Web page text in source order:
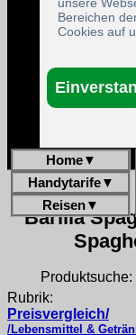
Home▼
Handytarife▼
Reisen▼
Barilla
Produktsuche:
Rubrik:
Preisvergleich/
/Lebensmittel &
Bereichen
Cookies auf